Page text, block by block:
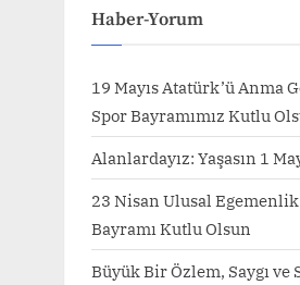
t
P
o
s
t
:
Haber-Yorum
19 Mayıs Atatürk’ü Anma
Spor Bayramımız Kutlu
Alanlardayız: Yaşasın 1
23 Nisan Ulusal
Bayramı Kutlu Olsun
Büyük Bir Özlem, Saygı ve